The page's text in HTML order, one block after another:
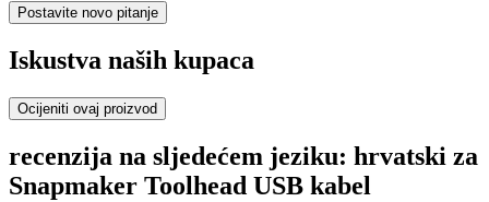
Postavite novo pitanje
Iskustva naših kupaca
Ocijeniti ovaj proizvod
recenzija na sljedećem jeziku: hrvatski za
Snapmaker Toolhead USB kabel